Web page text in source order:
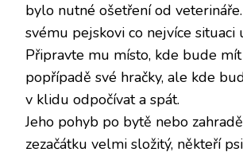
bylo nutné ošetření od
svému pejskovi co nejvíce situaci
Připravte mu místo, kde bude
popřípadě své hračky, ale kde
v klidu odpočívat a spát.
Jeho pohyb po bytě nebo
zezačátku velmi složitý, někteří